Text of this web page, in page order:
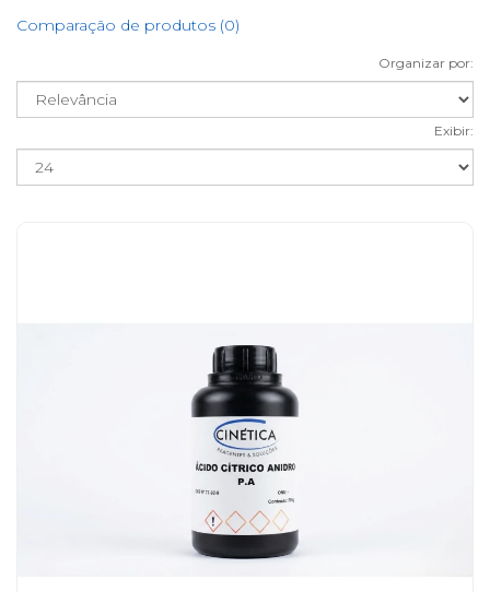
Comparação de produtos (0)
Organizar por:
Exibir: